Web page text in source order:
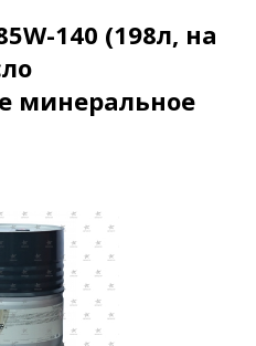
140 (198л, на
минеральное